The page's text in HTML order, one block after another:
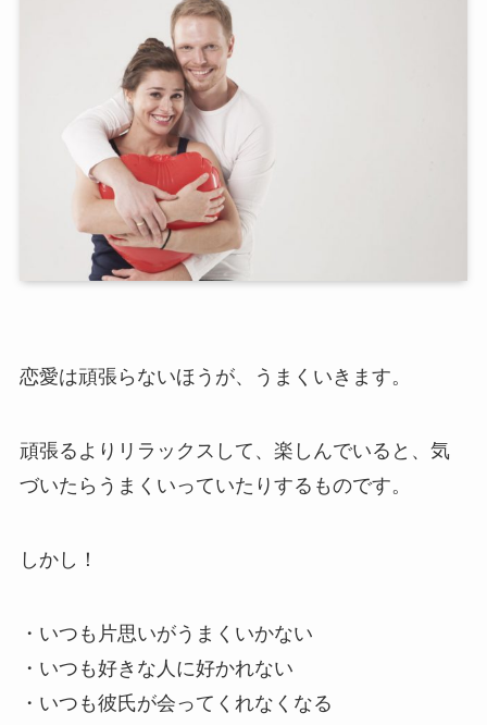
恋愛は頑張らないほうが、うまくいきます。
頑張るよりリラックスして、楽しんでいると、気
づいたらうまくいっていたりするものです。
しかし！
・いつも片思いがうまくいかない
・いつも好きな人に好かれない
・いつも彼氏が会ってくれなくなる